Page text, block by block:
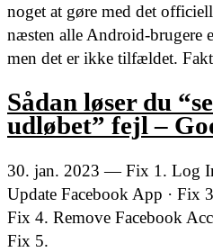
noget at gøre med det
næsten alle Android-brugere
men det er ikke tilfældet.
Sådan løser du
udløbet” fejl –
30. jan. 2023 — Fix 1. Log
Update Facebook App · Fix
Fix 4. Remove Facebook
Fix 5.